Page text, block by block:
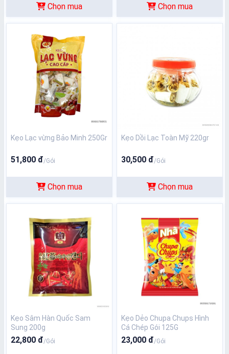
Chọn mua Chọn mua
Kẹo Lạc vừng Bảo Minh 250Gr
51,800 đ/Gói
Chọn mua
Kẹo Dồi Lạc Toàn Mỹ 220gr
30,500 đ/Gói
Chọn mua
Kẹo Sâm Hàn Quốc Sam
Sung 200g
22,800 đ/Gói
Kẹo Dẻo Chupa Chups Hình
Cá Chép Gói 125G
23,000 đ/Gói